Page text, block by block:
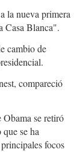
la nueva primera
Casa Blanca".
cambio de
compareció
se retiró
se ha
focos